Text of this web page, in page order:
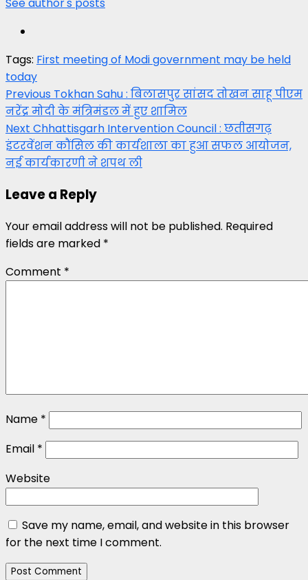
See author's posts
Tags: First meeting of Modi government may be held
today
Post
navigation
Previous Tokhan Sahu : बिलासपुर सांसद तोखन साहू पीएम
नरेंद्र मोदी के मंत्रिमंडल में हुए शामिल
Next Chhattisgarh Intervention Council : छतीसगढ़
इंटरवेंशन कौंसिल की कार्यशाला का हुआ सफल आयोजन,
नई कार्यकारणी ने शपथ ली
Leave a Reply
Your email address will not be published. Required
fields are marked *
Comment *
Name *
Email *
Website
Save my name, email, and website in this browser
for the next time I comment.